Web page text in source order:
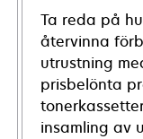
Ta reda på
återvinna
utrustning
prisbelönta
insamling av